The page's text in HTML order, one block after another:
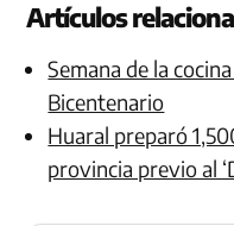
Artículos
Semana de la
Bicentenario
Huaral preparó
provincia previo al